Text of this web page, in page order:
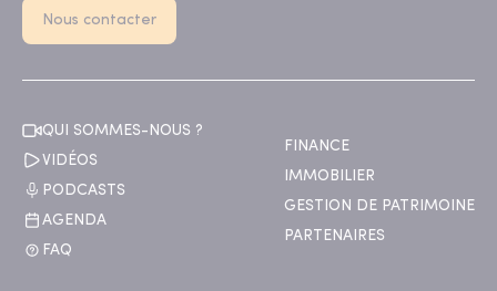
Nous contacter
QUI SOMMES-NOUS ?
VIDÉOS
PODCASTS
AGENDA
FAQ
FINANCE
IMMOBILIER
GESTION DE PATRIMOINE
PARTENAIRES